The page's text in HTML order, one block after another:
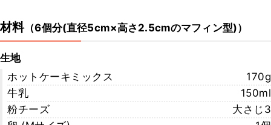
材料（6個分(直径5cm×高さ2.5cmのマフィン型)）
生地
ホットケーキミックス
170g
牛乳
150ml
粉チーズ
大さじ3